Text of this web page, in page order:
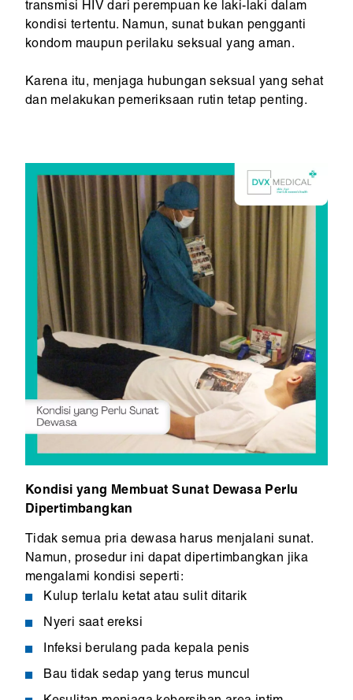
transmisi HIV dari perempuan ke laki-laki dalam
kondisi tertentu. Namun, sunat bukan pengganti
kondom maupun perilaku seksual yang aman.
Karena itu, menjaga hubungan seksual yang sehat
dan melakukan pemeriksaan rutin tetap penting.
Kondisi yang Membuat Sunat Dewasa Perlu
Dipertimbangkan
Tidak semua pria dewasa harus menjalani sunat.
Namun, prosedur ini dapat dipertimbangkan jika
mengalami kondisi seperti:
Kulup terlalu ketat atau sulit ditarik
Nyeri saat ereksi
Infeksi berulang pada kepala penis
Bau tidak sedap yang terus muncul